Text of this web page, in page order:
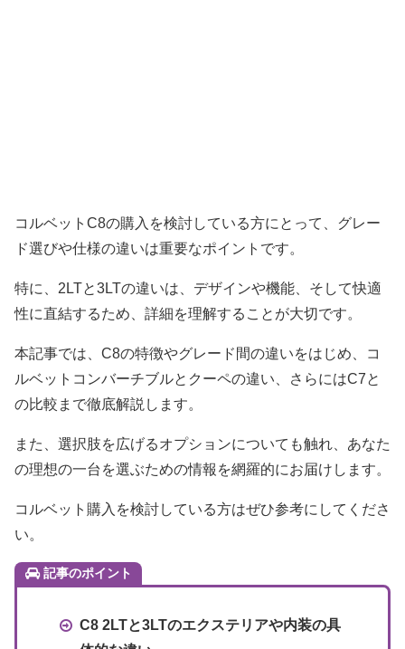
コルベットC8の購入を検討している方にとって、グレー
ド選びや仕様の違いは重要なポイントです。
特に、2LTと3LTの違いは、デザインや機能、そして快適
性に直結するため、詳細を理解することが大切です。
本記事では、C8の特徴やグレード間の違いをはじめ、コ
ルベットコンバーチブルとクーペの違い、さらにはC7と
の比較まで徹底解説します。
また、選択肢を広げるオプションについても触れ、あなた
の理想の一台を選ぶための情報を網羅的にお届けします。
コルベット購入を検討している方はぜひ参考にしてくださ
い。
記事のポイント
C8 2LTと3LTのエクステリアや内装の具